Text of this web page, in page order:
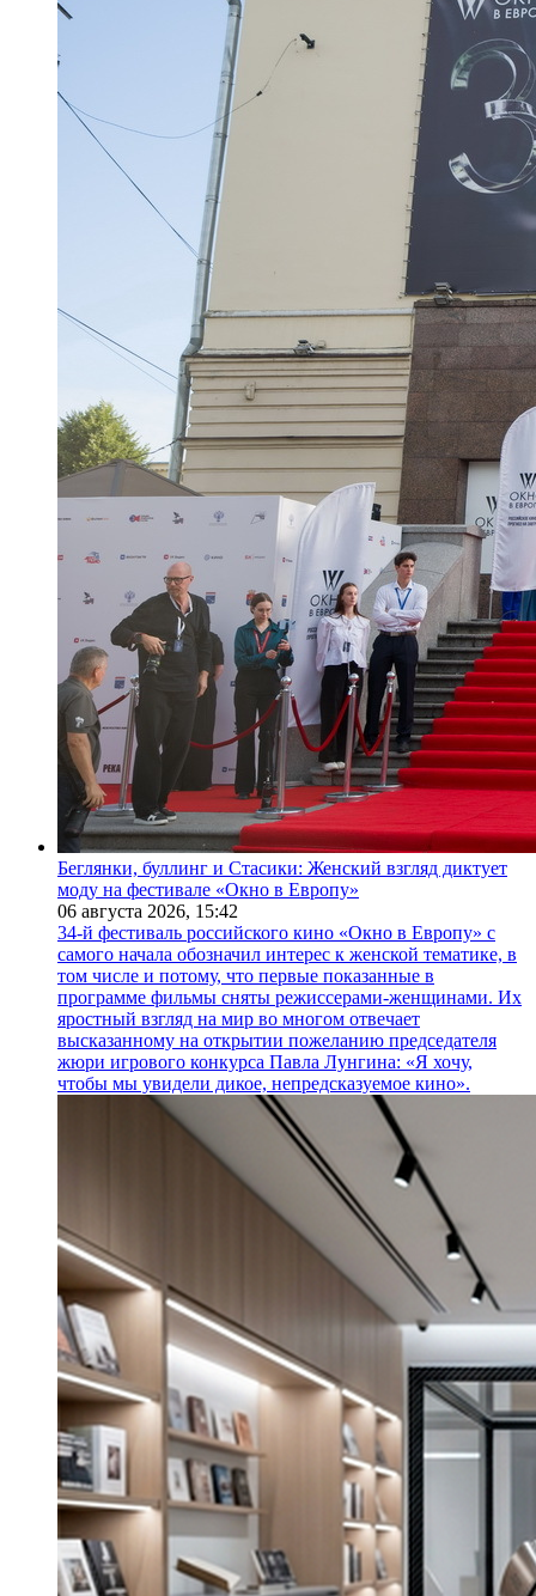
Беглянки, буллинг и Стасики: Женский взгляд диктует
моду на фестивале «Окно в Европу»
06 августа 2026, 15:42
34-й фестиваль российского кино «Окно в Европу» с
самого начала обозначил интерес к женской тематике, в
том числе и потому, что первые показанные в
программе фильмы сняты режиссерами-женщинами. Их
яростный взгляд на мир во многом отвечает
высказанному на открытии пожеланию председателя
жюри игрового конкурса Павла Лунгина: «Я хочу,
чтобы мы увидели дикое, непредсказуемое кино».